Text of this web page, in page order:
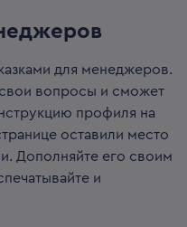
для менеджеров.
вопросы и сможет
профиля на
оставили место
Дополняйте его своим
и